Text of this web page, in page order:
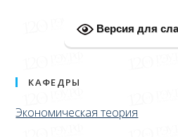
Версия для
КАФЕДРЫ
Экономическая теория